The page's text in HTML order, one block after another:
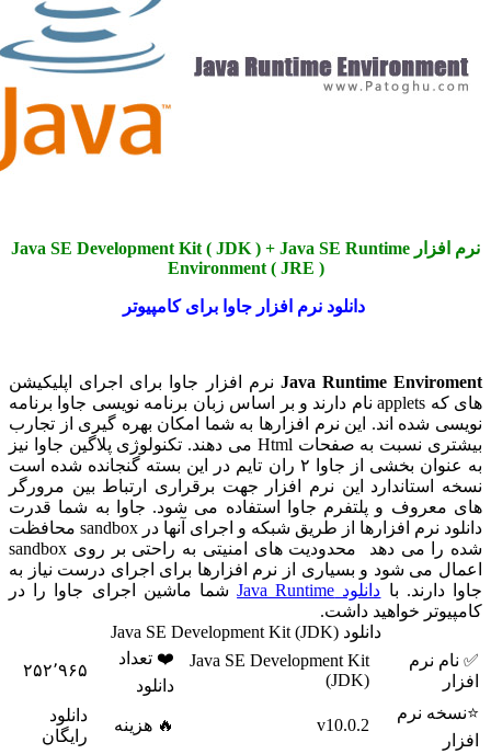
نرم افزار Java SE Development Kit ( JDK ) + Java SE Runtime
Environment ( JRE )
دانلود نرم افزار جاوا برای کامپیوتر
Java Runtime نرم افزار جاوا برای اجرای اپلیکیشن
های که applets نام دارند و بر اساس زبان برنامه نویسی جاوا برنامه
شده اند. این نرم افزارها به شما امکان بهره گیری از تجارب
بیشتری نسبت به صفحات Html می دهند. تکنولوژی پلاگین جاوا نیز
به عنوان بخشی از جاوا ۲ ران تایم در این بسته گنجانده شده است
استاندارد این نرم افزار جهت برقراری ارتباط بین مرورگر
معروف و پلتفرم جاوا استفاده می شود. جاوا به شما قدرت
دانلود نرم افزارها از طریق شبکه و اجرای آنها در sandbox محافظت
شده را می دهد محدودیت های امنیتی به راحتی بر روی sandbox
می شود و بسیاری از نرم افزارها برای اجرای درست نیاز به
دارند. بادانلود Java Runtime
شما ماشین اجرای جاوا را در
خواهید داشت.
دانلود Java SE Development Kit (JDK)
نرم
Java SE Development Kit
(JDK)
❤️ تعداد
۲۵۲٬۹۶۵
نرم
v10.0.2 🔥 هزینه
رایگان